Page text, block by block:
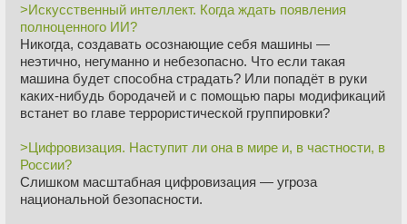
Как ни считай - хоть по головам, хоть по процентной доле
в балансе рабочего времени общества - больше 15-20%
занятых никак не набирается.
Чем же остается заниматься остальным 80-85% или куда
пойдет соответствующая процентная доля баланса
рабочего времени общества? При существующем
безработице. В условиях альтернативной цивилизации —
переключиться на те крайне важные для выживания
общества занятия, до которых в прошлом руки не
доходили, да и в настоящем как следует не доходят.
>Искусственный интеллект. Когда ждать появления
полноценного ИИ?
Никогда, создавать осознающие себя машины —
неэтично, негуманно и небезопасно. Что если такая
машина будет способна страдать? Или попадёт в руки
каких-нибудь бородачей и с помощью пары модификаций
встанет во главе террористической группировки?
>Цифровизация. Наступит ли она в мире и, в частности, в
России?
Слишком масштабная цифровизация — угроза
национальной безопасности.